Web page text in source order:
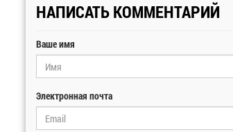
НАПИСАТЬ КОММЕНТАРИЙ
Ваше имя
Электронная почта